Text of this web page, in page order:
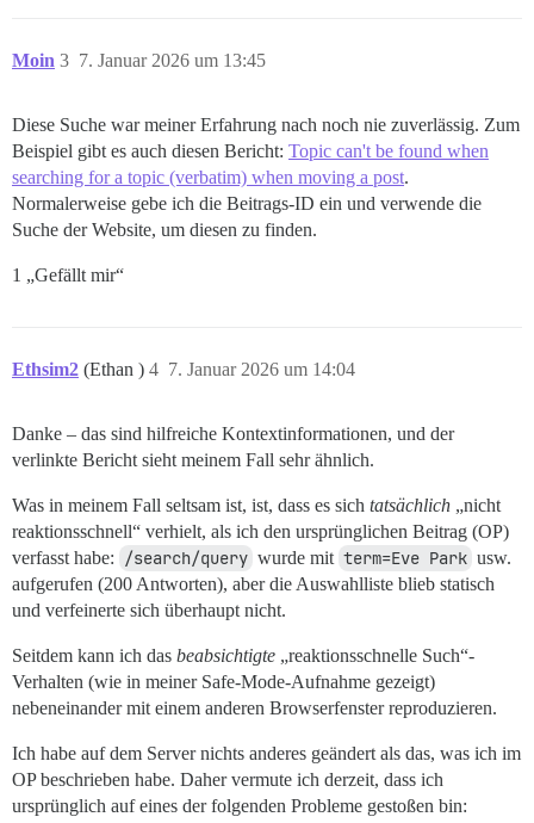
Moin 7. Januar 2026 um 13:45
3
Diese Suche war meiner Erfahrung nach noch nie zuverlässig. Zum
Beispiel gibt es auch diesen Bericht: Topic can't be found when
searching for a topic (verbatim) when moving a post.
Normalerweise gebe ich die Beitrags-ID ein und verwende die
Suche der Website, um diesen zu finden.
1 „Gefällt mir“
Ethsim2 (Ethan ) 7. Januar 2026 um 14:04
4
Danke – das sind hilfreiche Kontextinformationen, und der
verlinkte Bericht sieht meinem Fall sehr ähnlich.
Was in meinem Fall seltsam ist, ist, dass es sich tatsächlich „nicht
reaktionsschnell“ verhielt, als ich den ursprünglichen Beitrag (OP)
verfasst habe:
/search/query wurde mit term=Eve Park usw.
aufgerufen (200 Antworten), aber die Auswahlliste blieb statisch
und verfeinerte sich überhaupt nicht.
Seitdem kann ich das beabsichtigte „reaktionsschnelle Such“-
Verhalten (wie in meiner Safe-Mode-Aufnahme gezeigt)
nebeneinander mit einem anderen Browserfenster reproduzieren.
Ich habe auf dem Server nichts anderes geändert als das, was ich im
OP beschrieben habe. Daher vermute ich derzeit, dass ich
ursprünglich auf eines der folgenden Probleme gestoßen bin: